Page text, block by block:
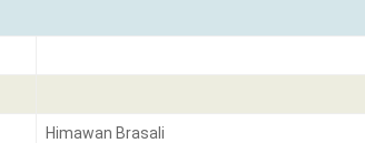
Himawan Brasali